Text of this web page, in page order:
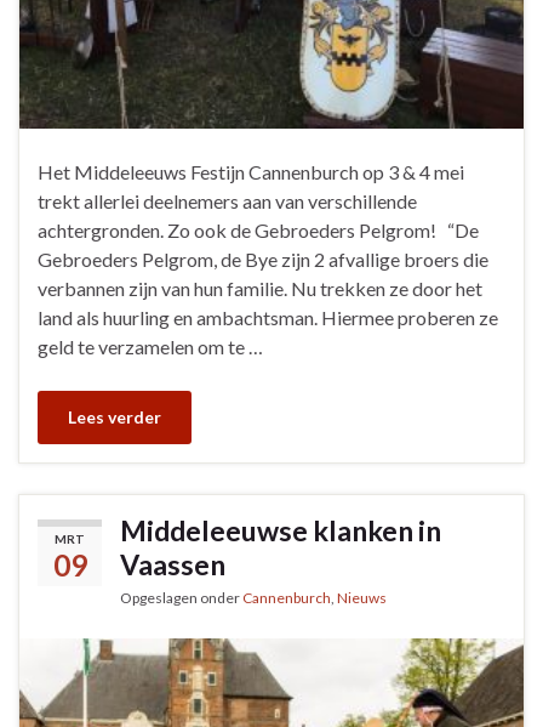
Het Middeleeuws Festijn Cannenburch op 3 & 4 mei
trekt allerlei deelnemers aan van verschillende
achtergronden. Zo ook de Gebroeders Pelgrom! “De
Gebroeders Pelgrom, de Bye zijn 2 afvallige broers die
verbannen zijn van hun familie. Nu trekken ze door het
land als huurling en ambachtsman. Hiermee proberen ze
geld te verzamelen om te …
Lees verder
MRT
09
Middeleeuwse klanken in
Vaassen
Opgeslagen onder Cannenburch, Nieuws